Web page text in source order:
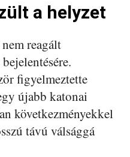
a helyzet
reagált
figyelmeztette
újabb katonai
következményekkel
távú válsággá